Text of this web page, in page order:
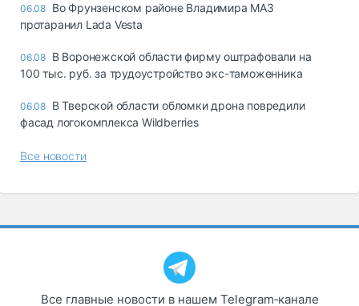
06.08 Во Фрунзенском районе Владимира МАЗ
протаранил Lada Vesta
06.08 В Воронежской области фирму оштрафовали на
100 тыс. руб. за трудоустройство экс-таможенника
06.08 В Тверской области обломки дрона повредили
фасад логокомплекса Wildberries
Все новости
Все главные новости в нашем Telegram‑канале